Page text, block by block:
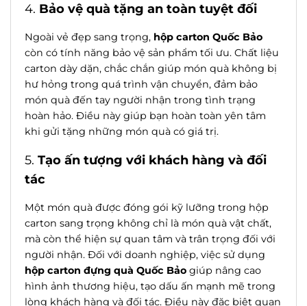
4. Bảo vệ quà tặng an toàn tuyệt đối
Ngoài vẻ đẹp sang trọng, hộp carton Quốc Bảo
còn có tính năng bảo vệ sản phẩm tối ưu. Chất liệu
carton dày dặn, chắc chắn giúp món quà không bị
hư hỏng trong quá trình vận chuyển, đảm bảo
món quà đến tay người nhận trong tình trạng
hoàn hảo. Điều này giúp bạn hoàn toàn yên tâm
khi gửi tặng những món quà có giá trị.
5. Tạo ấn tượng với khách hàng và đối
tác
Một món quà được đóng gói kỹ lưỡng trong hộp
carton sang trọng không chỉ là món quà vật chất,
mà còn thể hiện sự quan tâm và trân trọng đối với
người nhận. Đối với doanh nghiệp, việc sử dụng
hộp carton đựng quà Quốc Bảo giúp nâng cao
hình ảnh thương hiệu, tạo dấu ấn mạnh mẽ trong
lòng khách hàng và đối tác. Điều này đặc biệt quan